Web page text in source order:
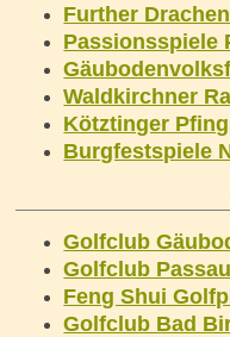
Further
Passionsspiele
Waldkirchner
Kötztinger
Burgfestspiele
Golfclub
Golfclub
Feng Shui
Golfclub Bad